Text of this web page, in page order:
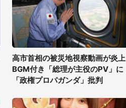
高市首相の被災地視察動画が炎上
BGM付き「総理が主役のPV」に
「政権プロパガンダ」批判